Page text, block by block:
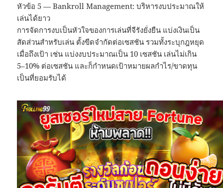
หัวข้อ 5 — Bankroll Management: บริหารงบประมาณให้
เล่นได้ยาว
การจัดการงบเป็นหัวใจของการเล่นที่จีรังยั่งยืน แบ่งเงินเป็น
สัดส่วนสำหรับเล่น ตั้งขีดจำกัดต่อเซสชัน รวมทั้งระบุกฎหยุด
เมื่อถึงเป้า เช่น แบ่งงบประมาณเป็น 10 เซสชัน เล่นไม่เกิน
5–10% ต่อเซสชัน และก็กำหนดเป้าหมายผลกำไร/ขาดทุน
เป็นที่ยอมรับได้